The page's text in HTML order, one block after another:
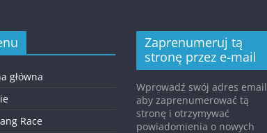
główna
Race
Zaprenumeruj tą
stronę przez e-mail
Wprowadź swój adres email
aby zaprenumerować tą
stronę i otrzymywać
powiadomienia o nowych